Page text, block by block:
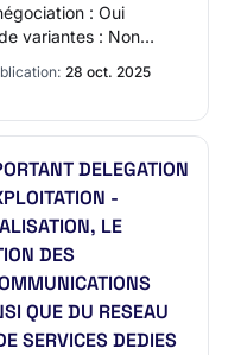
: Oui
variantes : Non
28 oct. 2025
DELEGATION
-
LE
DES
QUE DU RESEAU
SERVICES DEDIES